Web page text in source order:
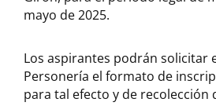
mayo de 2025.
Los aspirantes podrán solicitar
Personería el formato de
para tal efecto y de recolección